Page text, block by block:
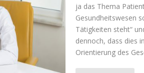
ja das Thema
Gesundheitswesen
Tätigkeiten steht“
dennoch, dass dies
Orientierung des